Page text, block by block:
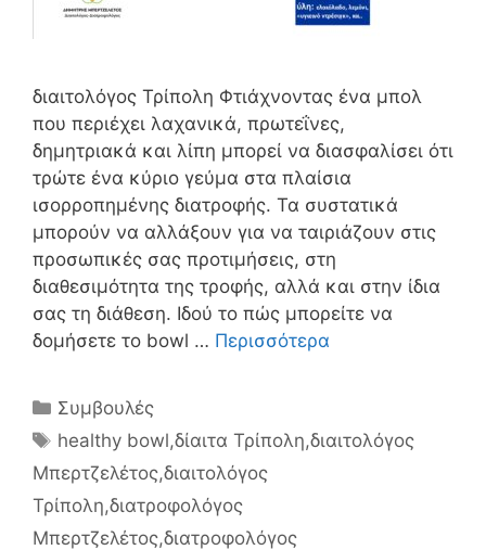
διαιτολόγος Τρίπολη Φτιάχνοντας ένα μπολ
που περιέχει λαχανικά, πρωτεΐνες,
δημητριακά και λίπη μπορεί να διασφαλίσει ότι
τρώτε ένα κύριο γεύμα στα πλαίσια
ισορροπημένης διατροφής. Τα συστατικά
μπορούν να αλλάξουν για να ταιριάζουν στις
προσωπικές σας προτιμήσεις, στη
διαθεσιμότητα της τροφής, αλλά και στην ίδια
σας τη διάθεση. Ιδού το πώς μπορείτε να
δομήσετε το bowl … Περισσότερα
Κατηγορίες
Συμβουλές
Ετικέτες
healthy bowl,δίαιτα Τρίπολη,διαιτολόγος
Μπερτζελέτος,διαιτολόγος
Τρίπολη,διατροφολόγος
Μπερτζελέτος,διατροφολόγος